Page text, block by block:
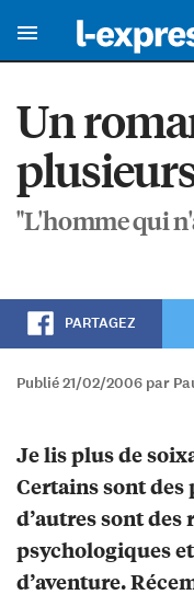
Un
"L'homme qui
PARTAGEZ
Publié 21/02/2006 par
Je lis plus de
Certains sont
d’autres sont
psychologiques
d’aventure.